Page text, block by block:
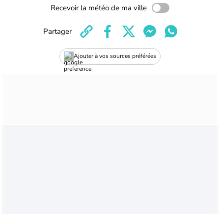
Recevoir la météo de ma ville
Ajouter à vos sources préférées
Partager